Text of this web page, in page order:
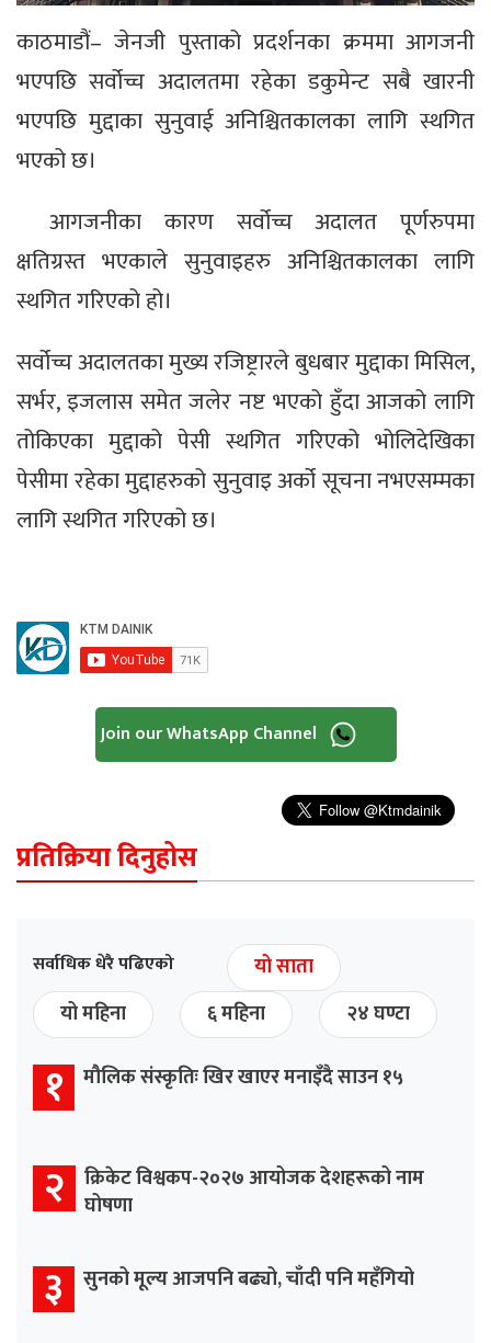
काठमाडौं– जेनजी पुस्ताको प्रदर्शनका क्रममा आगजनी
भएपछि सर्वोच्च अदालतमा रहेका डकुमेन्ट सबै खारनी
भएपछि मुद्दाका सुनुवाई अनिश्चितकालका लागि स्थगित
भएको छ।
आगजनीका कारण सर्वोच्च अदालत पूर्णरुपमा
क्षतिग्रस्त भएकाले सुनुवाइहरु अनिश्चितकालका लागि
स्थगित गरिएको हो।
सर्वोच्च अदालतका मुख्य रजिष्ट्रारले बुधबार मुद्दाका मिसिल,
सर्भर, इजलास समेत जलेर नष्ट भएको हुँदा आजको लागि
तोकिएका मुद्दाको पेसी स्थगित गरिएको भोलिदेखिका
पेसीमा रहेका मुद्दाहरुको सुनुवाइ अर्को सूचना नभएसम्मका
लागि स्थगित गरिएको छ।
Join our WhatsApp Channel
प्रतिक्रिया दिनुहोस
सर्वाधिक धेरै पढिएको
यो साता
यो महिना
६ महिना २४ घण्टा
१ मौलिक संस्कृतिः खिर खाएर मनाइँदै साउन १५
२ क्रिकेट विश्वकप-२०२७ आयोजक देशहरूको नाम
घोषणा
३ सुनको मूल्य आजपनि बढ्यो, चाँदी पनि महँगियो